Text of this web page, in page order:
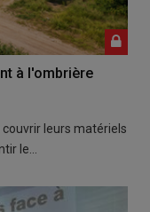
à l'ombrière
leurs matériels
le…